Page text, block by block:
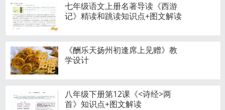
七年级语文上册名著导读《西游
记》精读和跳读知识点+图文解读
《酬乐天扬州初逢席上见赠》教
学设计
八年级下册第12课《<诗经>两
首》知识点+图文解读